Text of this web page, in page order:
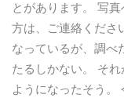
とがあります。 写
方は、ご連絡くださ
なっているが、調べ
たるしかない。 そ
ようになったそう。